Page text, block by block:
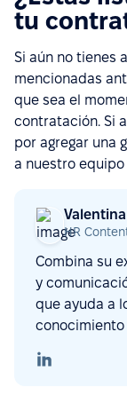
tu
Si aún no tienes
mencionadas
que sea el
contratación. Si
por agregar una
a nuestro equipo
HR
Combina su
y
que ayuda a
conocimiento